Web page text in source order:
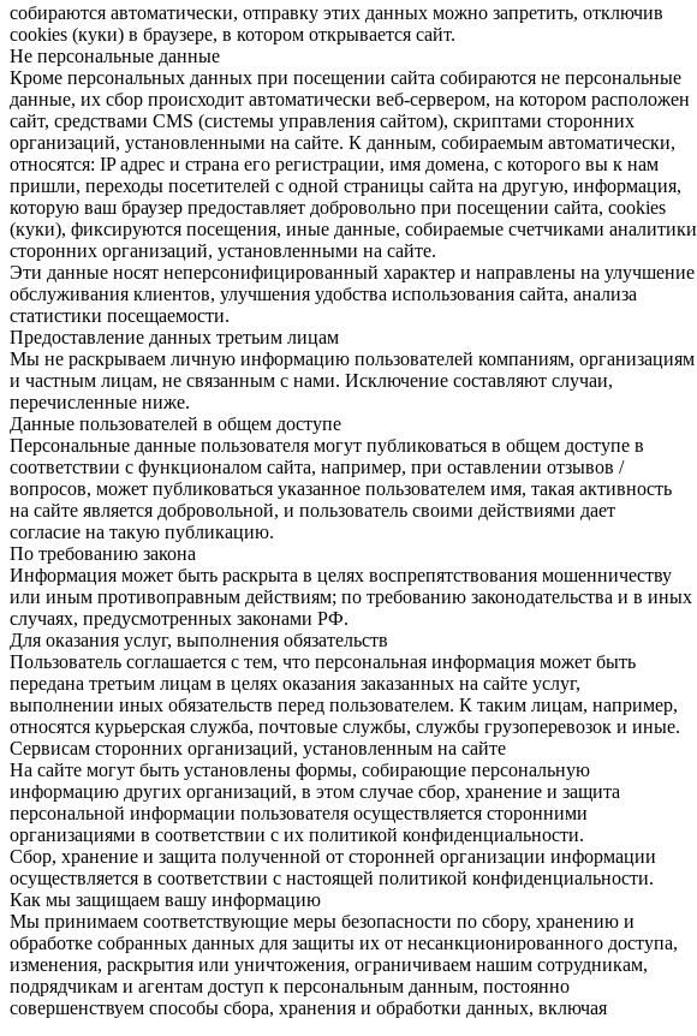
собираются автоматически, отправку этих данных можно запретить, отключив
cookies (куки) в браузере, в котором открывается сайт.
Не персональные данные
Кроме персональных данных при посещении сайта собираются не персональные
данные, их сбор происходит автоматически веб-сервером, на котором расположен
сайт, средствами CMS (системы управления сайтом), скриптами сторонних
организаций, установленными на сайте. К данным, собираемым автоматически,
относятся: IP адрес и страна его регистрации, имя домена, с которого вы к нам
пришли, переходы посетителей с одной страницы сайта на другую, информация,
которую ваш браузер предоставляет добровольно при посещении сайта, cookies
(куки), фиксируются посещения, иные данные, собираемые счетчиками аналитики
сторонних организаций, установленными на сайте.
Эти данные носят неперсонифицированный характер и направлены на улучшение
обслуживания клиентов, улучшения удобства использования сайта, анализа
статистики посещаемости.
Предоставление данных третьим лицам
Мы не раскрываем личную информацию пользователей компаниям, организациям
и частным лицам, не связанным с нами. Исключение составляют случаи,
перечисленные ниже.
Данные пользователей в общем доступе
Персональные данные пользователя могут публиковаться в общем доступе в
соответствии с функционалом сайта, например, при оставлении отзывов /
вопросов, может публиковаться указанное пользователем имя, такая активность
на сайте является добровольной, и пользователь своими действиями дает
согласие на такую публикацию.
По требованию закона
Информация может быть раскрыта в целях воспрепятствования мошенничеству
или иным противоправным действиям; по требованию законодательства и в иных
случаях, предусмотренных законами РФ.
Для оказания услуг, выполнения обязательств
Пользователь соглашается с тем, что персональная информация может быть
передана третьим лицам в целях оказания заказанных на сайте услуг,
выполнении иных обязательств перед пользователем. К таким лицам, например,
относятся курьерская служба, почтовые службы, службы грузоперевозок и иные.
Сервисам сторонних организаций, установленным на сайте
На сайте могут быть установлены формы, собирающие персональную
информацию других организаций, в этом случае сбор, хранение и защита
персональной информации пользователя осуществляется сторонними
организациями в соответствии с их политикой конфиденциальности.
Сбор, хранение и защита полученной от сторонней организации информации
осуществляется в соответствии с настоящей политикой конфиденциальности.
Как мы защищаем вашу информацию
Мы принимаем соответствующие меры безопасности по сбору, хранению и
обработке собранных данных для защиты их от несанкционированного доступа,
изменения, раскрытия или уничтожения, ограничиваем нашим сотрудникам,
подрядчикам и агентам доступ к персональным данным, постоянно
совершенствуем способы сбора, хранения и обработки данных, включая